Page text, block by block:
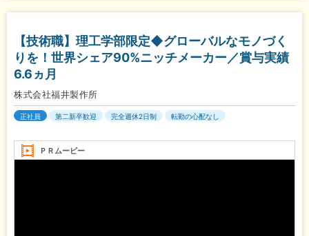
【技術職】理工学部限定◆グローバルなモノづく
りを！世界シェア90%ニッチメーカー／賞与実績
6.6ヵ月
株式会社福井製作所
正社員 第二新卒歓迎 完全週休2日制 転勤の心配なし
ＰＲムービー